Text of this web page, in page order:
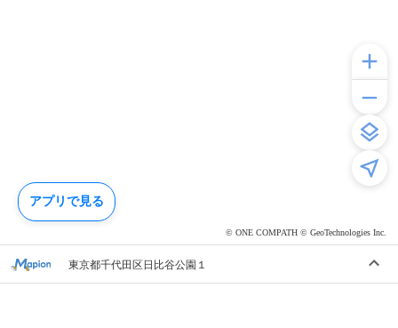
© ONE COMPATH © GeoTechnologies Inc.
東京都千代田区日比谷公園１
アプリで見る